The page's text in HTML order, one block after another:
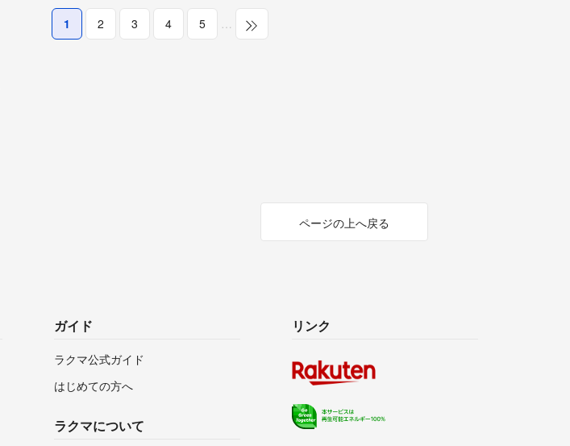
1 2 3 4 5 …
ページの上へ戻る
ガイド
ラクマ公式ガイド
はじめての方へ
ラクマについて
リンク